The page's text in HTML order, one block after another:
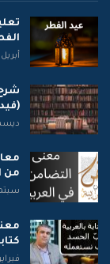
أبريل 22, 2023
ديسمبر
من
سبتمبر
فبراير 24, 2024